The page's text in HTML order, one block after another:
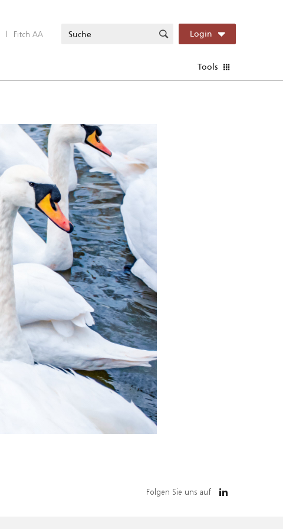
| Fitch AA Login
Tools
Folgen Sie uns auf